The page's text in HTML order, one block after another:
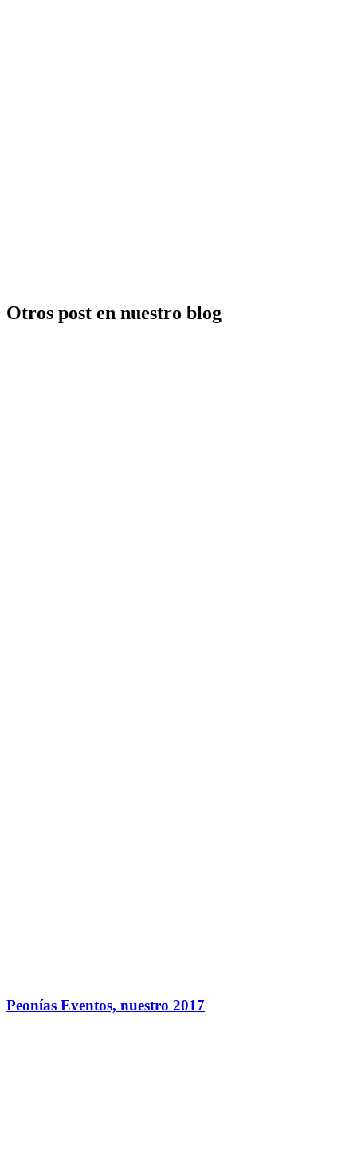
Otros post en nuestro blog
Peonías Eventos, nuestro 2017